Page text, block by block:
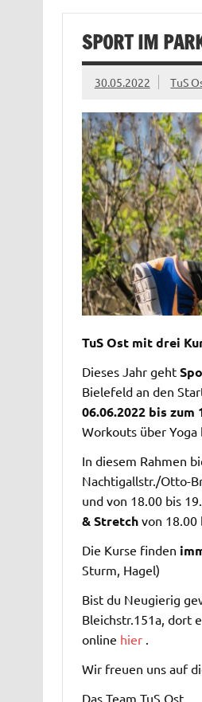
SPORT IM
30.05.2022 TuS
TuS Ost mit drei
Dieses Jahr geht
Bielefeld an den
06.06.2022 bis zum
Workouts über Yoga
In diesem Rahmen
Nachtigallstr./Otto-
und von 18.00 bis
& Stretchvon 18.00
Die Kurse finden
Sturm, Hagel)
Bist du Neugierig
Bleichstr.151a, dort
online hier
Wir freuen uns auf
Das Team TuS Ost